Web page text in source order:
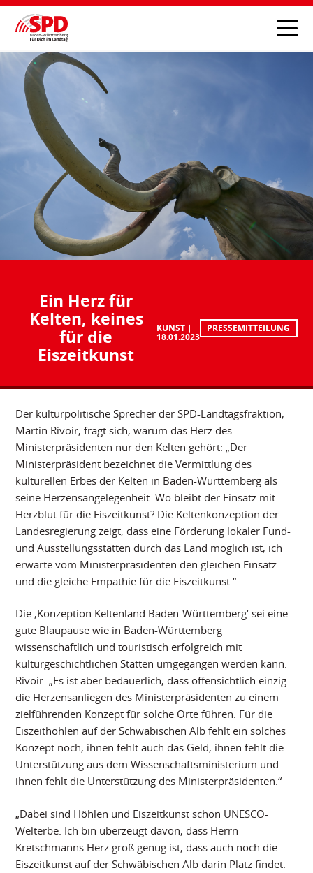
Ein Herz für
Kelten, keines
für die
Eiszeitkunst
KUNST
18.01.2023
PRESSEMITTEILUNG
Der kulturpolitische Sprecher der SPD-Landtagsfraktion,
Martin Rivoir, fragt sich, warum das Herz des
Ministerpräsidenten nur den Kelten gehört: „Der
Ministerpräsident bezeichnet die Vermittlung des
kulturellen Erbes der Kelten in Baden-Württemberg als
seine Herzensangelegenheit. Wo bleibt der Einsatz mit
Herzblut für die Eiszeitkunst? Die Keltenkonzeption der
Landesregierung zeigt, dass eine Förderung lokaler Fund-
und Ausstellungsstätten durch das Land möglich ist, ich
erwarte vom Ministerpräsidenten den gleichen Einsatz
und die gleiche Empathie für die Eiszeitkunst.“
Die ,Konzeption Keltenland Baden-Württemberg‘ sei eine
gute Blaupause wie in Baden-Württemberg
wissenschaftlich und touristisch erfolgreich mit
kulturgeschichtlichen Stätten umgegangen werden kann.
Rivoir: „Es ist aber bedauerlich, dass offensichtlich einzig
die Herzensanliegen des Ministerpräsidenten zu einem
zielführenden Konzept für solche Orte führen. Für die
Eiszeithöhlen auf der Schwäbischen Alb fehlt ein solches
Konzept noch, ihnen fehlt auch das Geld, ihnen fehlt die
Unterstützung aus dem Wissenschaftsministerium und
ihnen fehlt die Unterstützung des Ministerpräsidenten.“
„Dabei sind Höhlen und Eiszeitkunst schon UNESCO-
Welterbe. Ich bin überzeugt davon, dass Herrn
Kretschmanns Herz groß genug ist, dass auch noch die
Eiszeitkunst auf der Schwäbischen Alb darin Platz findet.